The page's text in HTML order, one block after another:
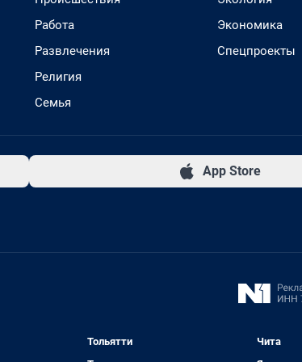
Работа
Развлечения
Религия
Семья
Экономика
Спецпроекты
App Store
Тольятти
Чита